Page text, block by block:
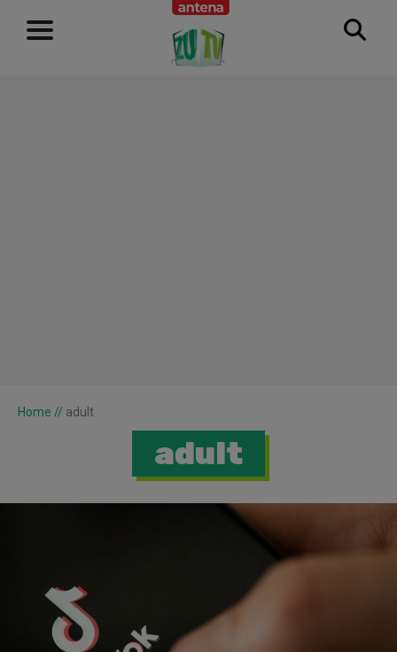
RECLAMĂ
Home // adult
adult